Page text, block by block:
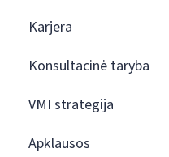
Karjera
Konsultacinė taryba
VMI strategija
Apklausos